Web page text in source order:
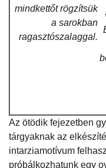
mindkettőt rögzítsük
a sarokban
ragasztószalaggal.
Az ötödik fejezetben
tárgyaknak az
intarziamotívum
próbálkozhatunk egy